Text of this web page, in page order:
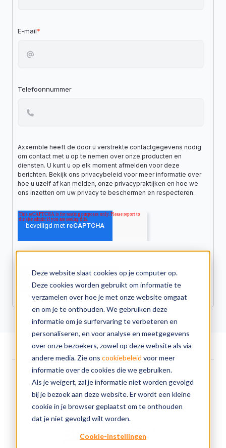
Deze website slaat cookies op je computer op.
Deze cookies worden gebruikt om informatie te
verzamelen over hoe je met onze website omgaat
en om je te onthouden. We gebruiken deze
informatie om je surfervaring te verbeteren en
personaliseren, en voor analyse en meetgegevens
over onze bezoekers, zowel op deze website als via
andere media. Zie ons cookiebeleid voor meer
informatie over de cookies die we gebruiken.
Als je weigert, zal je informatie niet worden gevolgd
bij je bezoek aan deze website. Er wordt een kleine
cookie in je browser geplaatst om te onthouden
dat je niet gevolgd wilt worden.
Cookie-instellingen
E-mail*
Telefoonnummer
Axxemble heeft de door u verstrekte contactgegevens nodig
om contact met u op te nemen over onze producten en
diensten. U kunt u op elk moment afmelden voor deze
berichten. Bekijk ons privacybeleid voor meer informatie over
hoe u uzelf af kan melden, onze privacypraktijken en hoe we
ons inzetten om uw privacy te beschermen en respecteren.
Over ons Cookiebeleid
Privacyverklaring
AI Policy
Responsible disclosure